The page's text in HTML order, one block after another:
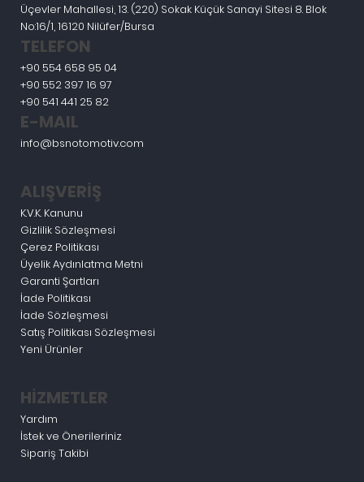
Üçevler Mahallesi, 13. (220) Sokak Küçük Sanayi Sitesi 8. Blok
No:16/1, 16120 Nilüfer/Bursa
TELEFON
+90 554 658 95 04
+90 552 397 16 97
+90 541 441 25 82
E-MAIL
info@bsnotomotiv.com
ALIŞVERİŞ
K.V.K. Kanunu
Gizlilik Sözleşmesi
Çerez Politikası
Üyelik Aydınlatma Metni
Garanti Şartları
İade Politikası
İade Sözleşmesi
Satış Politikası Sözleşmesi
Yeni Ürünler
HİZMETLER
Yardım
İstek ve Önerileriniz
Sipariş Takibi